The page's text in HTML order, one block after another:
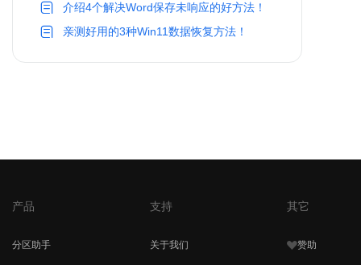
介绍4个解决Word保存未响应的好方法！
亲测好用的3种Win11数据恢复方法！
产品
分区助手
支持
关于我们
其它
赞助